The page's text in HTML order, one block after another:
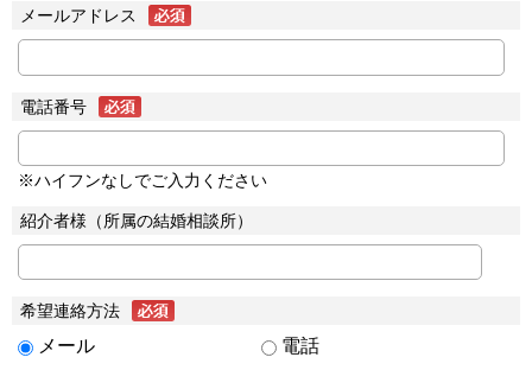
メールアドレス
電話番号
※ハイフンなしでご入力ください
紹介者様（所属の結婚相談所）
希望連絡方法
メール 電話